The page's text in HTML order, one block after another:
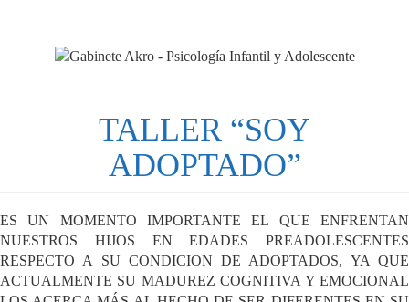
TALLER “SOY
ADOPTADO”
ES UN MOMENTO IMPORTANTE EL QUE ENFRENTAN
NUESTROS HIJOS EN EDADES PREADOLESCENTES
RESPECTO A SU CONDICION DE ADOPTADOS, YA QUE
ACTUALMENTE SU MADUREZ COGNITIVA Y EMOCIONAL